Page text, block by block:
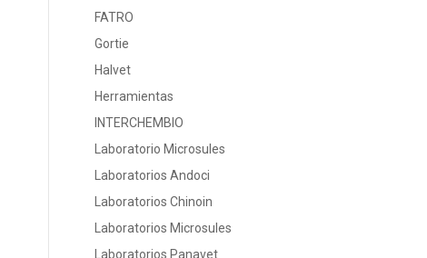
FATRO
Gortie
Halvet
Herramientas
INTERCHEMBIO
Laboratorio Microsules
Laboratorios Andoci
Laboratorios Chinoin
Laboratorios Microsules
Laboratorios Panavet